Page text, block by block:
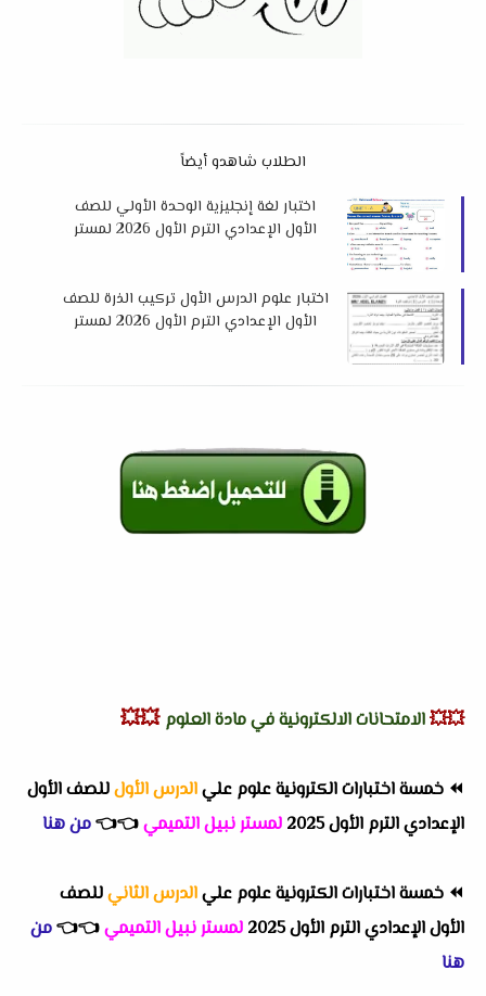
الطلاب شاهدو أيضاً
اختبار لغة إنجليزية الوحدة الأولي للصف
الأول الإعدادي الترم الأول 2026 لمستر
اختبار علوم الدرس الأول تركيب الذرة للصف
الأول الإعدادي الترم الأول 2026 لمستر
💥💥الامتحانات الالكترونية في مادة العلوم 💥💥
⏪ خمسة اختبارات الكترونية علوم عليالدرس الأولللصف الأول
الإعدادي الترم الأول 2025
لمستر نبيل التميمي👈
👈من هنا
⏪ خمسة اختبارات الكترونية علوم عليالدرس الثانيللصف
الأول الإعدادي الترم الأول 2025
لمستر نبيل التميمي👈
👈من
هنا